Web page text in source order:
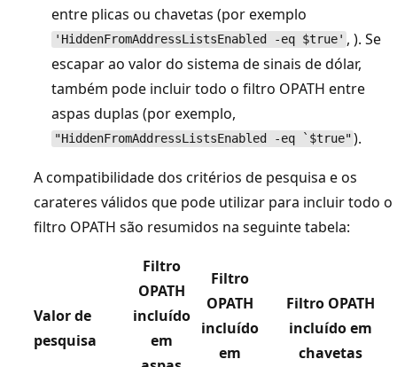
entre plicas ou chavetas (por exemplo
'HiddenFromAddressListsEnabled -eq $true' , ). Se
escapar ao valor do sistema de sinais de dólar,
também pode incluir todo o filtro OPATH entre
aspas duplas (por exemplo,
"HiddenFromAddressListsEnabled -eq `$true" ).
A compatibilidade dos critérios de pesquisa e os
carateres válidos que pode utilizar para incluir todo o
filtro OPATH são resumidos na seguinte tabela:
Valor de
pesquisa
Filtro
OPATH
incluído
em
Filtro
OPATH
incluído
em
Filtro OPATH
incluído em
chavetas